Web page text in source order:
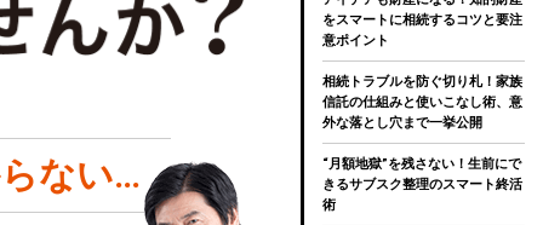
ない…
をスマートに相続するコツと要注
意ポイント
相続トラブルを防ぐ切り札！家族
信託の仕組みと使いこなし術、意
外な落とし穴まで一挙公開
“月額地獄”を残さない！生前にで
きるサブスク整理のスマート終活
術